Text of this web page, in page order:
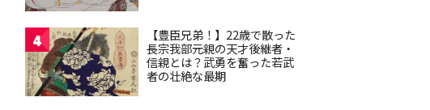
4
【豊臣兄弟！】22歳で散った
長宗我部元親の天才後継者・
信親とは？武勇を奮った若武
者の壮絶な最期